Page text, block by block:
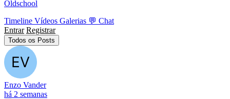
Oldschool
Timeline Vídeos Galerias 💬 Chat
Entrar Registrar
Todos os Posts
Enzo Vander
há 2 semanas